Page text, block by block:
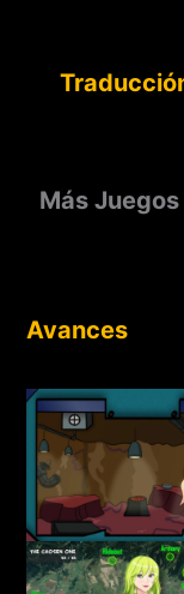
Más
Avances